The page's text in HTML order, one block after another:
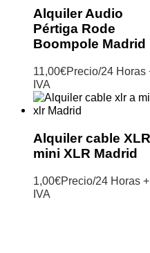
Alquiler Audio
Pértiga Rode
Boompole Madrid
11,00€Precio/24 Horas
IVA
Alquiler cable
mini XLR Madrid
1,00€Precio/24 Horas +
IVA